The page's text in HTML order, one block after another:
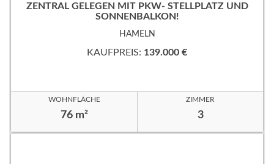
ZENTRAL GELEGEN MIT PKW- STELLPLATZ UND
SONNENBALKON!
HAMELN
KAUFPREIS: 139.000 €
WOHNFLÄCHE
76 m²
ZIMMER
3